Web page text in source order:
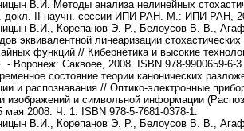
В.И. Методы анализа нелинейных
докл. II научн. сессии ИПИ РАН.-М.: ИПИ РАН,
В.И., Корепанов Э. Р., Белоусов В. В.,
эквивалентной линеаризации
функций // Кибернетика и высокие
- Воронеж: Саквоее, 2008. ISBN 978-9900659-6-
состояние теории канонических
и распознавания // Оптико-электронные
изображений и символьной информации
2008. Ч. 1. ISBN 978-5-7681-0378-1.
В.И., Корепанов Э. Р., Белоусов В. В.,